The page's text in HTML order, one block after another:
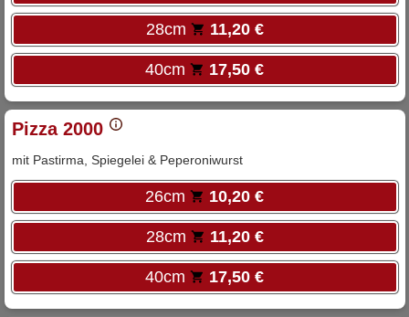
28cm 11,20 €
40cm 17,50 €
Pizza 2000
mit Pastirma, Spiegelei & Peperoniwurst
26cm 10,20 €
28cm 11,20 €
40cm 17,50 €